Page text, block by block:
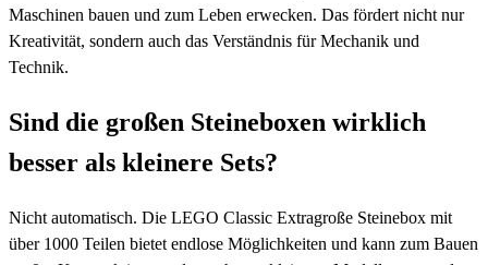
Maschinen bauen und zum Leben erwecken. Das fördert nicht nur
Kreativität, sondern auch das Verständnis für Mechanik und
Technik.
Sind die großen Steineboxen wirklich
besser als kleinere Sets?
Nicht automatisch. Die LEGO Classic Extragroße Steinebox mit
über 1000 Teilen bietet endlose Möglichkeiten und kann zum Bauen